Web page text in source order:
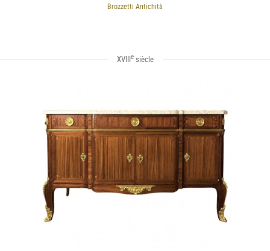
Brozzetti Antichità
XVIIIesiècle